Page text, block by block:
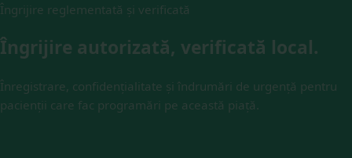
Îngrijire reglementată și verificată
Îngrijire autorizată, verificată local.
Înregistrare, confidențialitate și îndrumări de urgență pentru
pacienții care fac programări pe această piață.